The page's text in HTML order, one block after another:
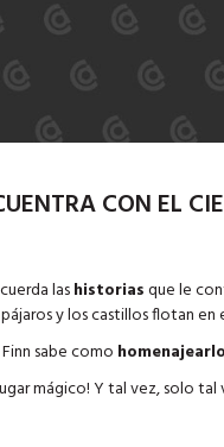
CON EL
lashistoriasque le
y los castillos flotan en
sabe como homenajearlo
mágico! Y tal vez, solo tal